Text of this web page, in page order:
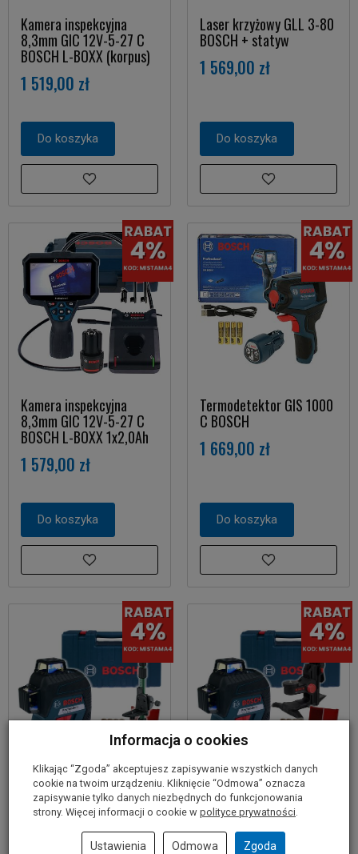
Kamera inspekcyjna
8,3mm GIC 12V-5-27 C
BOSCH L-BOXX (korpus)
1 519,00 zł
Do koszyka
Laser krzyżowy GLL 3-80
BOSCH + statyw
1 569,00 zł
Do koszyka
Kamera inspekcyjna
8,3mm GIC 12V-5-27 C
BOSCH L-BOXX 1x2,0Ah
1 579,00 zł
Do koszyka
Termodetektor GIS 1000
C BOSCH
1 669,00 zł
Do koszyka
Laser krzyżowy GLL 3-80
BOSCH + kolumna TP320
1 739,00 zł
Laser krzyżowy GLL 3-80
BOSCH + uchwyt BM1
1 759,00 zł
Informacja o cookies
Klikając “Zgoda” akceptujesz zapisywanie wszystkich danych
cookie na twoim urządzeniu. Kliknięcie “Odmowa” oznacza
zapisywanie tylko danych niezbędnych do funkcjonowania
strony. Więcej informacji o cookie w polityce prywatności.
Ustawienia Odmowa Zgoda